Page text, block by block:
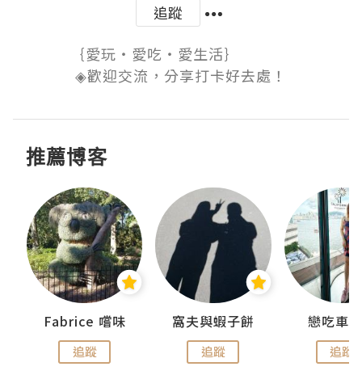
追蹤
｛愛玩・愛吃・愛生活｝ ​ ​ ​ ​ ​ ​ ​ ​ ​ ​ ​ ​ ​
◈​歡迎交流，分享打卡好去處！
推薦博客
Fabrice 嚐味
追蹤
窩夫與蝦子餅
追蹤
戀吃車
追蹤